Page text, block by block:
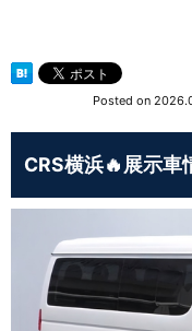
Posted on
CRS横浜🔥展示車